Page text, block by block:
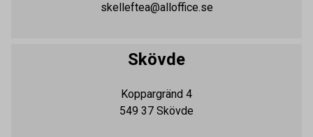
skelleftea@alloffice.se
Skövde
Koppargränd 4
549 37 Skövde